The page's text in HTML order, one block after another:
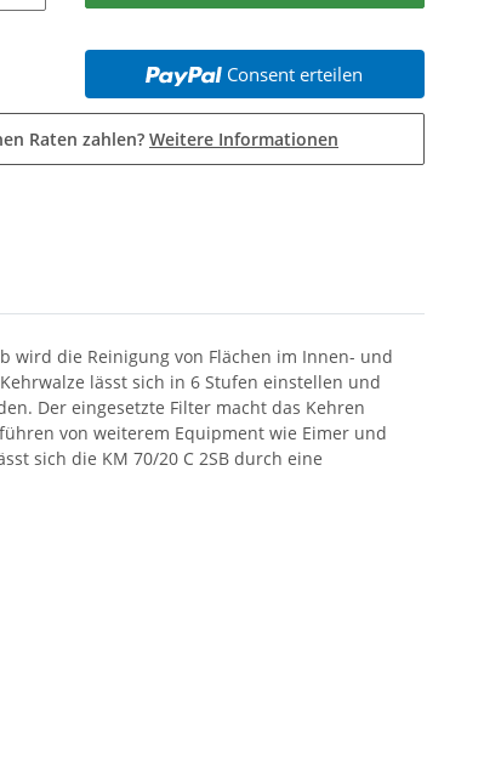
Consent erteilen
Raten zahlen? Weitere Informationen
wird die Reinigung von Flächen im Innen- und
lässt sich in 6 Stufen einstellen und
Der eingesetzte Filter macht das Kehren
von weiterem Equipment wie Eimer und
sich die KM 70/20 C 2SB durch eine